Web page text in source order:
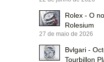
Rolex - O
Rolesium
27 de maio de 2026
Bvlgari -
Tourbillon